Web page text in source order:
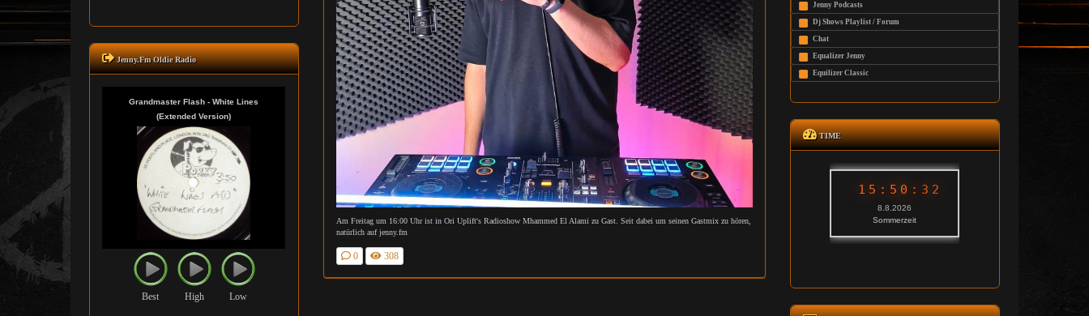
Jenny.Fm Oldie Radio
Best High Low
Am Freitag um 16:00 Uhr ist in Ori Uplift's Radioshow Mhammed El Alami zu Gast. Seit dabei um seinen Gastmix zu hören,
natürlich auf jenny.fm
0 308
Jenny Podcasts
Dj Shows Playlist / Forum
Chat
Equalizer Jenny
Equilizer Classic
TIME